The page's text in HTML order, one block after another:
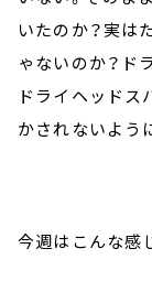
いたのか？実は
ゃないのか？ド
ドライヘッドス
かされないよう
今週はこんな感